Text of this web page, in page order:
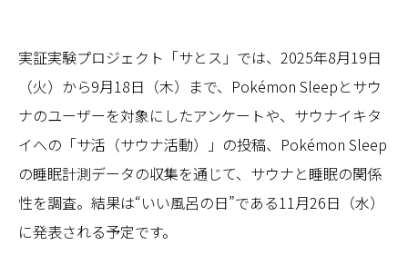
実証実験プロジェクト「サとス」では、2025年8月19日
（火）から9月18日（木）まで、Pokémon Sleepとサウ
ナのユーザーを対象にしたアンケートや、サウナイキタ
イへの「サ活（サウナ活動）」の投稿、Pokémon Sleep
の睡眠計測データの収集を通じて、サウナと睡眠の関係
性を調査。結果は“いい風呂の日”である11月26日（水）
に発表される予定です。